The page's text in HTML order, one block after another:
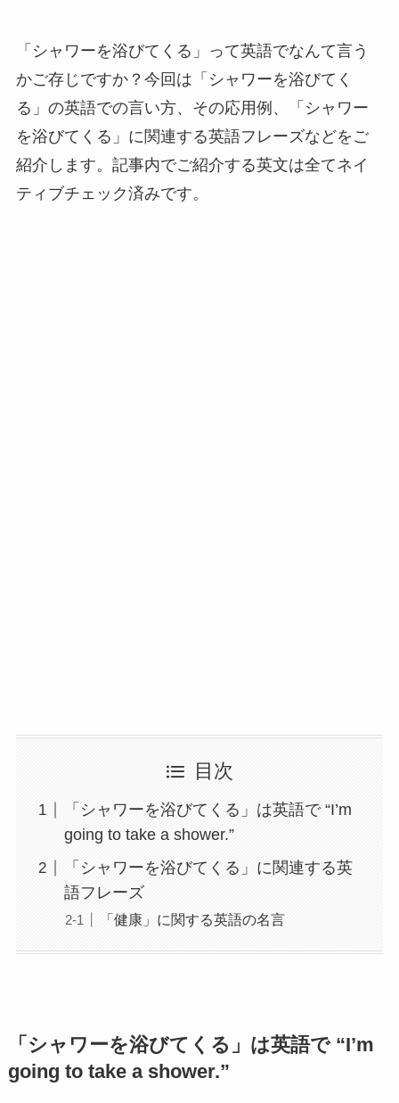
「シャワーを浴びてくる」って英語でなんて言う
かご存じですか？今回は「シャワーを浴びてく
る」の英語での言い方、その応用例、「シャワー
を浴びてくる」に関連する英語フレーズなどをご
紹介します。記事内でご紹介する英文は全てネイ
ティブチェック済みです。
目次
「シャワーを浴びてくる」は英語で “I’m
going to take a shower.”
「シャワーを浴びてくる」に関連する英
語フレーズ
「健康」に関する英語の名言
「シャワーを浴びてくる」は英語で “I’m
going to take a shower.”